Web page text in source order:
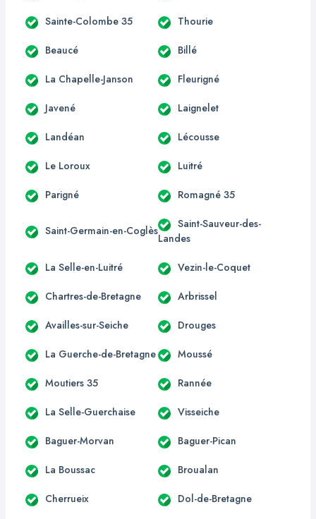
Sainte-Colombe 35 Thourie
Beaucé Billé
La Chapelle-Janson Fleurigné
Javené Laignelet
Landéan Lécousse
Le Loroux Luitré
Parigné Romagné 35
Saint-Germain-en-Coglès
Saint-Sauveur-des-
Landes
La Selle-en-Luitré Vezin-le-Coquet
Chartres-de-Bretagne Arbrissel
Availles-sur-Seiche Drouges
La Guerche-de-Bretagne Moussé
Moutiers 35 Rannée
La Selle-Guerchaise Visseiche
Baguer-Morvan Baguer-Pican
La Boussac Broualan
Cherrueix Dol-de-Bretagne